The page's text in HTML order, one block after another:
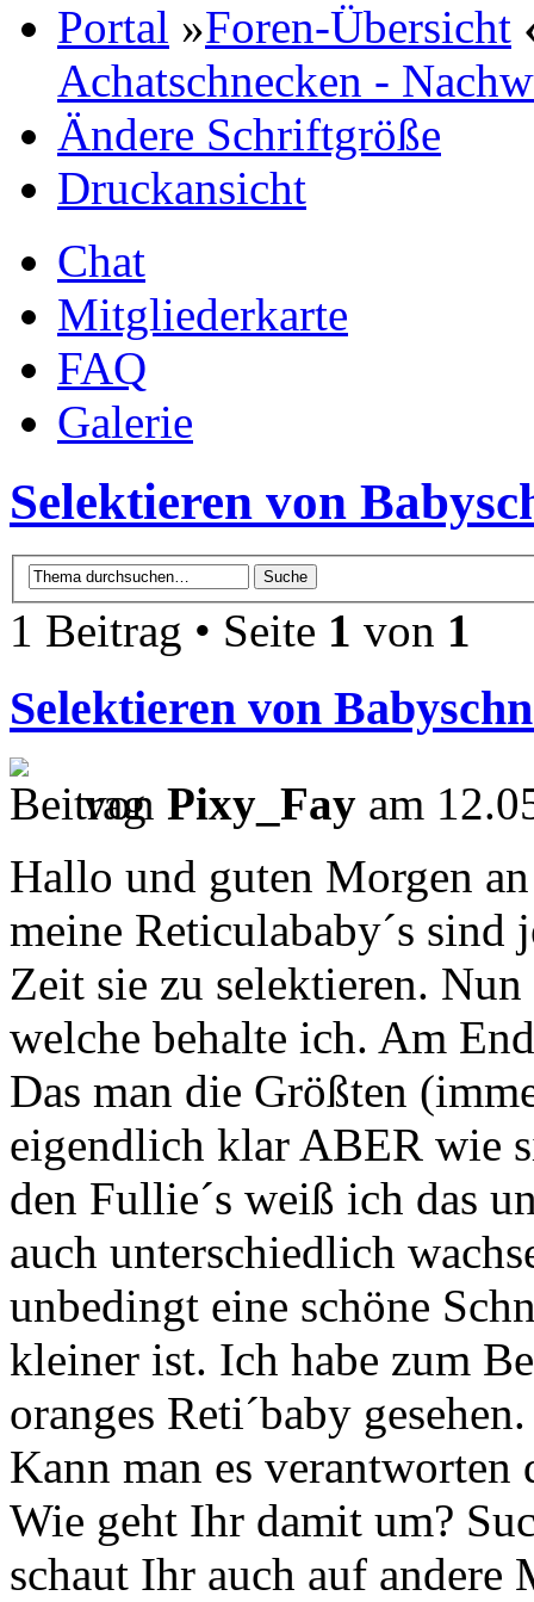
Portal »Foren-Übersicht
Achatschnecken -
Ändere Schriftgröße
Druckansicht
Chat
Mitgliederkarte
FAQ
Galerie
Selektieren von
1 Beitrag • Seite 1 von 1
Selektieren von
von Pixy_Fay am
Hallo und guten Morgen
meine Reticulababy´s
Zeit sie zu selektieren.
welche behalte ich. Am
Das man die Größten
eigendlich klar ABER wie
den Fullie´s weiß ich das
auch unterschiedlich
unbedingt eine schöne
kleiner ist. Ich habe zum
oranges Reti´baby gesehen.
Kann man es verantworten
Wie geht Ihr damit um?
schaut Ihr auch auf andere